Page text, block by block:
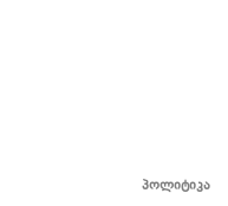
პოლიტიკა